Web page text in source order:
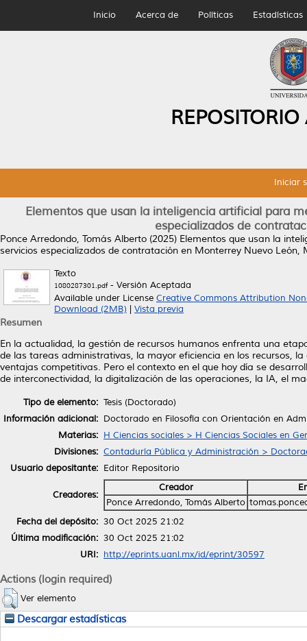
Inicio Acerca de Políticas Estadísticas
Iniciar
Elementos que usan la inteligencia artificial para
especializados de
Ponce Arredondo, Tomás Alberto (2025) Elementos que usan la
servicios especializados de contratación en Monterrey Nuevo León,
Texto
1080287301.pdf- Versión Aceptada
Available under License Creative Commons Attribution
Download (2MB)
Vista previa
Resumen
En la actualidad, la gestión de recursos humanos enfrenta una
de las tareas administrativas, la mayor eficiencia en los recursos,
ventajas competitivas. Pero el contexto en el que hoy día se
de interconectividad, la digitalización de las operaciones, la IA, el
Tipo de elemento: Tesis (Doctorado)
Información adicional: Doctorado en Filosofía con Orientación en
Materias: H Ciencias sociales > H Ciencias Sociales en
Divisiones: Contaduría Pública y Administración >
Usuario depositante: Editor Repositorio
Creadores:
Creador
Ponce Arredondo, Tomás Alberto
Fecha del depósito: 30 Oct 2025 21:02
Última modificación: 30 Oct 2025 21:02
URI: http://eprints.uanl.mx/id/eprint/30597
Actions (login required)
Ver elemento
Descargar estadísticas